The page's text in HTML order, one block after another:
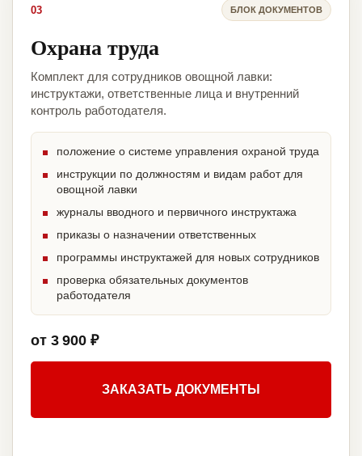
03 БЛОК ДОКУМЕНТОВ
Охрана труда
Комплект для сотрудников овощной лавки:
инструктажи, ответственные лица и внутренний
контроль работодателя.
положение о системе управления охраной труда
инструкции по должностям и видам работ для
овощной лавки
журналы вводного и первичного инструктажа
приказы о назначении ответственных
программы инструктажей для новых сотрудников
проверка обязательных документов
работодателя
от 3 900 ₽
ЗАКАЗАТЬ ДОКУМЕНТЫ